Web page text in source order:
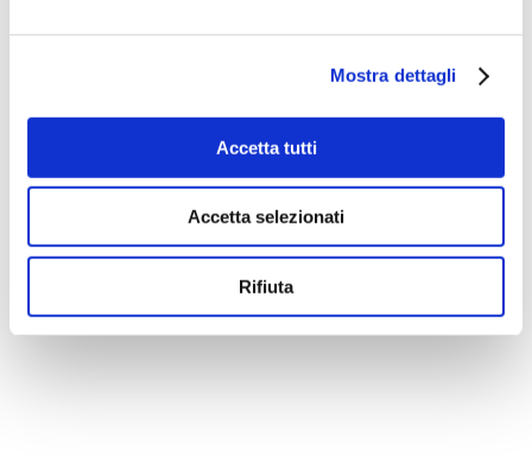
Mostra dettagli
Accetta tutti
Accetta selezionati
Rifiuta
RITUENA | ESTATE SICILIANA
BODY LOTION